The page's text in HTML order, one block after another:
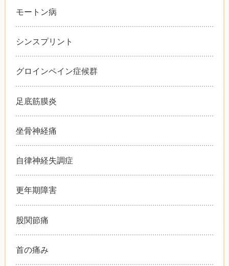
モートン病
シンスプリント
グロインペイン症候群
足底筋膜炎
坐骨神経痛
自律神経失調症
更年期障害
股関節痛
首の痛み